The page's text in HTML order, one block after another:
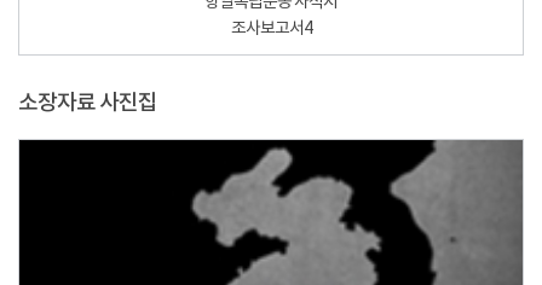
조사보고서4
소장자료 사진집